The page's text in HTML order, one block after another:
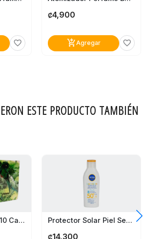
favorite_border
₡4,900
add_shopping_cartAgregar favorite_border
ESTE PRODUCTO TAMBIÉN
Fósforos Quetzal 10 Cajas Protector Solar Piel Sensible Fps 50+ Nivea Sun Kids 200Ml
₡14,300